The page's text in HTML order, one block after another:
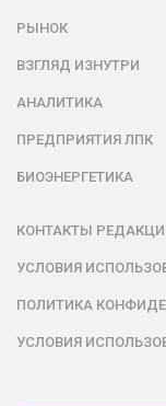
РЫНОК
ВЗГЛЯД ИЗНУТРИ
АНАЛИТИКА
ПРЕДПРИЯТИЯ ЛПК
БИОЭНЕРГЕТИКА
КОНТАКТЫ
УСЛОВИЯ
ПОЛИТИКА
УСЛОВИЯ